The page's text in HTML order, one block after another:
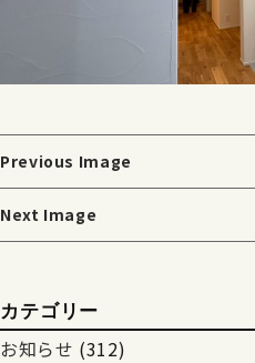
Previous Image
Next Image
カテゴリー
お知らせ (312)